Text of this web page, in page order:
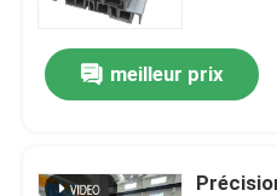
meilleur prix